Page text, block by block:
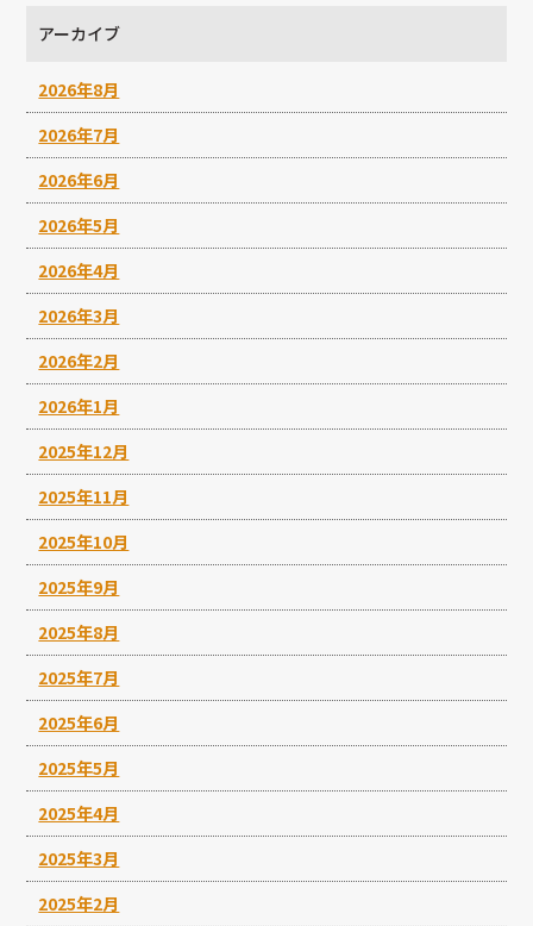
アーカイブ
2026年8月
2026年7月
2026年6月
2026年5月
2026年4月
2026年3月
2026年2月
2026年1月
2025年12月
2025年11月
2025年10月
2025年9月
2025年8月
2025年7月
2025年6月
2025年5月
2025年4月
2025年3月
2025年2月